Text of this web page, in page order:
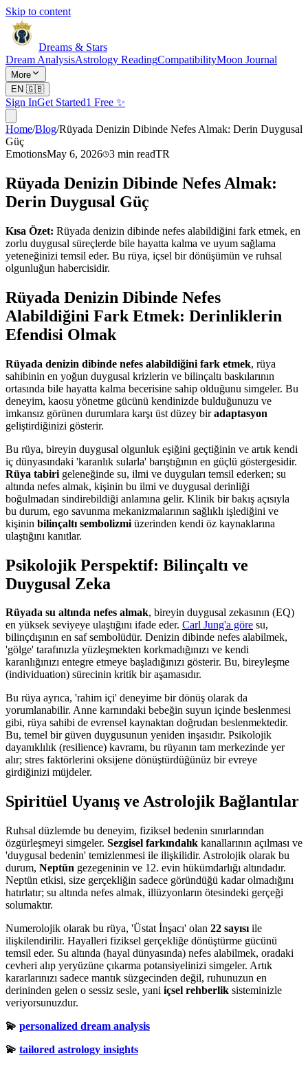
Skip to content
Dreams & Stars
Dream AnalysisAstrology ReadingCompatibilityMoon Journal
More
EN 🇬🇧
Sign InGet Started1 Free ✨
Home/Blog/Rüyada Denizin Dibinde Nefes Almak: Derin Duygusal
Güç
EmotionsMay 6, 2026 3 min readTR
Rüyada Denizin Dibinde Nefes Almak:
Derin Duygusal Güç
Kısa Özet: Rüyada denizin dibinde nefes alabildiğini fark etmek, en
zorlu duygusal süreçlerde bile hayatta kalma ve uyum sağlama
yeteneğinizi temsil eder. Bu rüya, içsel bir dönüşümün ve ruhsal
olgunluğun habercisidir.
Rüyada Denizin Dibinde Nefes
Alabildiğini Fark Etmek: Derinliklerin
Efendisi Olmak
Rüyada denizin dibinde nefes alabildiğini fark etmek, rüya
sahibinin en yoğun duygusal krizlerin ve bilinçaltı baskılarının
ortasında bile hayatta kalma becerisine sahip olduğunu simgeler. Bu
deneyim, kaosu yönetme gücünü kendinizde bulduğunuzu ve
imkansız görünen durumlara karşı üst düzey biradaptasyon
geliştirdiğinizi gösterir.
Bu rüya, bireyin duygusal olgunluk eşiğini geçtiğinin ve artık kendi
iç dünyasındaki 'karanlık sularla' barıştığının en güçlü göstergesidir.
Rüya tabiri geleneğinde su, ilmi ve duyguları temsil ederken; su
altında nefes almak, kişinin bu ilmi ve duygusal derinliği
boğulmadan sindirebildiği anlamına gelir. Klinik bir bakış açısıyla
bu durum, ego savunma mekanizmalarının sağlıklı işlediğini ve
kişinin bilinçaltı sembolizmi üzerinden kendi öz kaynaklarına
ulaştığını kanıtlar.
Psikolojik Perspektif: Bilinçaltı ve
Duygusal Zeka
Rüyada su altında nefes almak, bireyin duygusal zekasının (EQ)
en yüksek seviyeye ulaştığını ifade eder. Carl Jung'a göre su,
bilinçdışının en saf sembolüdür. Denizin dibinde nefes alabilmek,
'gölge' tarafınızla yüzleşmekten korkmadığınızı ve kendi
karanlığınızı entegre etmeye başladığınızı gösterir. Bu, bireyleşme
(individuation) sürecinin kritik bir aşamasıdır.
Bu rüya ayrıca, 'rahim içi' deneyime bir dönüş olarak da
yorumlanabilir. Anne karnındaki bebeğin suyun içinde beslenmesi
gibi, rüya sahibi de evrensel kaynaktan doğrudan beslenmektedir.
Bu, temel bir güven duygusunun yeniden inşasıdır. Psikolojik
dayanıklılık (resilience) kavramı, bu rüyanın tam merkezinde yer
alır; stres faktörlerini oksijene dönüştürdüğünüz bir evreye
girdiğinizi müjdeler.
Spiritüel Uyanış ve Astrolojik Bağlantılar
Ruhsal düzlemde bu deneyim, fiziksel bedenin sınırlarından
özgürleşmeyi simgeler. Sezgisel farkındalık kanallarının açılması ve
'duygusal bedenin' temizlenmesi ile ilişkilidir. Astrolojik olarak bu
durum, Neptün gezegeninin ve 12. evin hükümdarlığı altındadır.
Neptün etkisi, size gerçekliğin sadece göründüğü kadar olmadığını
hatırlatır; su altında nefes almak, illüzyonların ötesindeki gerçeği
solumaktır.
Numerolojik olarak bu rüya, 'Üstat İnşacı' olan 22 sayısı ile
ilişkilendirilir. Hayalleri fiziksel gerçekliğe dönüştürme gücünü
temsil eder. Su altında (hayal dünyasında) nefes alabilmek, oradaki
cevheri alıp yeryüzüne çıkarma potansiyelinizi simgeler. Artık
kararlarınızı sadece mantık süzgecinden değil, ruhunuzun en
derininden gelen o sessiz sesle, yani içsel rehberlik sisteminizle
veriyorsunuzdur.
💫 personalized dream analysis
💫 tailored astrology insights